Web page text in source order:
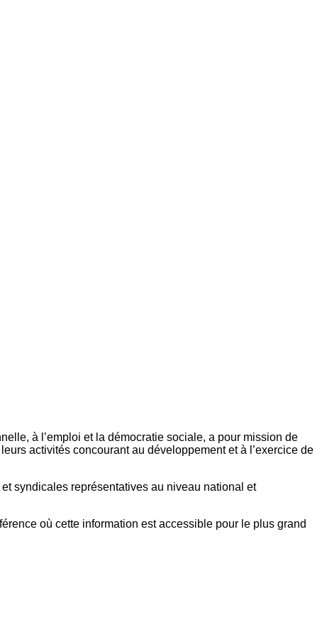
à l’emploi et la démocratie sociale, a pour mission de
activités concourant au développement et à l’exercice de
syndicales représentatives au niveau national et
où cette information est accessible pour le plus grand